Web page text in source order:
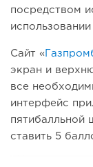
посредством
Сайт «
экран и
все
интерфейс
пятибалльной
ставить 5